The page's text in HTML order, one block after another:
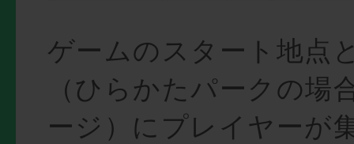
ゲームのスタート地点
（ひらかたパークの場
ージ）にプレイヤーが